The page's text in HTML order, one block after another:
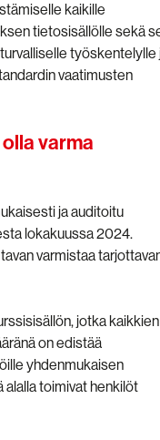
kaikille
tietosisällölle sekä
työskentelylle
vaatimusten
varma
ja auditoitu
lokakuussa 2024.
varmistaa
jotka kaikkien
on edistää
yhdenmukaisen
alalla toimivat henkilöt